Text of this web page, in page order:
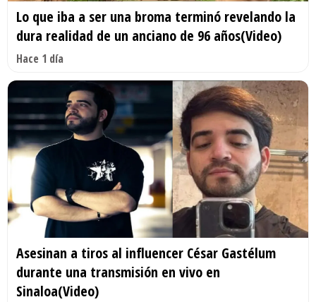
Lo que iba a ser una broma terminó revelando la
dura realidad de un anciano de 96 años(Video)
Hace 1 día
Asesinan a tiros al influencer César Gastélum
durante una transmisión en vivo en
Sinaloa(Video)